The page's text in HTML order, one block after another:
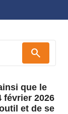
search
que le
février 2026
et de se